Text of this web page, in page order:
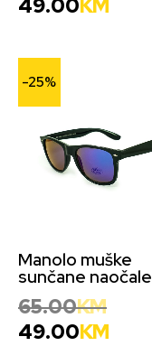
49.00KM
-25%
Manolo muške
sunčane naočale
65.00KM
49.00KM